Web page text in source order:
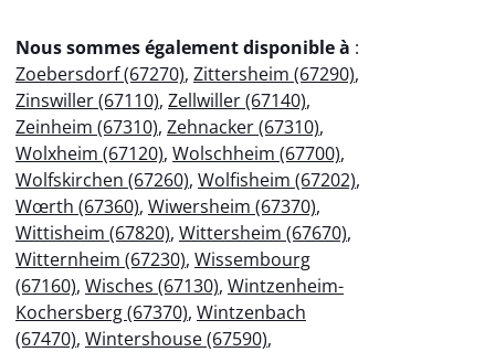
Nous sommes également disponible à :
Zoebersdorf (67270), Zittersheim (67290),
Zinswiller (67110), Zellwiller (67140),
Zeinheim (67310), Zehnacker (67310),
Wolxheim (67120), Wolschheim (67700),
Wolfskirchen (67260), Wolfisheim (67202),
Wœrth (67360), Wiwersheim (67370),
Wittisheim (67820), Wittersheim (67670),
Witternheim (67230), Wissembourg
(67160), Wisches (67130), Wintzenheim-
Kochersberg (67370), Wintzenbach
(67470), Wintershouse (67590),